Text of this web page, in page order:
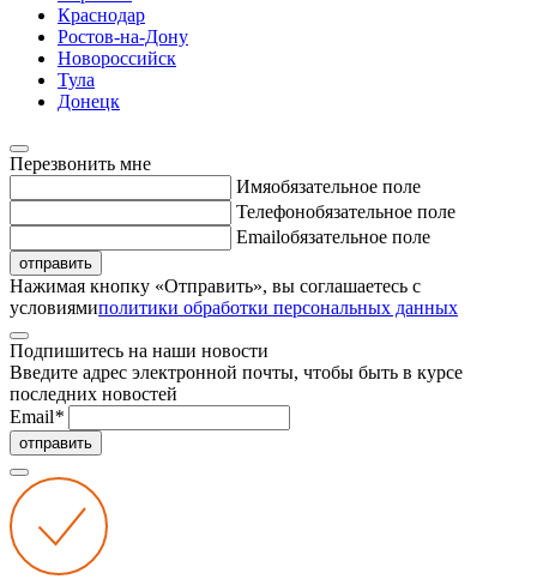
Краснодар
Ростов-на-Дону
Новороссийск
Тула
Донецк
Перезвонить мне
Имяобязательное поле
Телефонобязательное поле
Emailобязательное поле
отправить
Нажимая кнопку «Отправить», вы соглашаетесь с
условиямиполитики обработки персональных данных
Подпишитесь на наши новости
Введите адрес электронной почты, чтобы быть в курсе
последних новостей
Email*
отправить